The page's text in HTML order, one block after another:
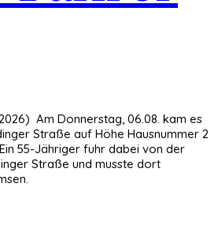
Am Donnerstag, 06.08. kam es
Straße auf Höhe Hausnummer 2
55-Jähriger fuhr dabei von der
Straße und musste dort